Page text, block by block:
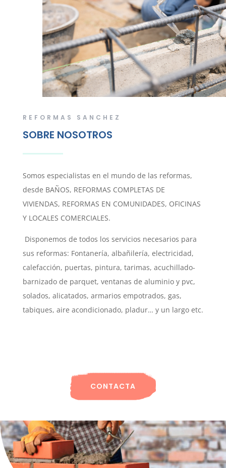
REFORMAS SANCHEZ
SOBRE NOSOTROS
Somos especialistas en el mundo de las reformas,
desde BAÑOS, REFORMAS COMPLETAS DE
VIVIENDAS, REFORMAS EN COMUNIDADES, OFICINAS
Y LOCALES COMERCIALES.
Disponemos de todos los servicios necesarios para
sus reformas: Fontanería, albañilería, electricidad,
calefacción, puertas, pintura, tarimas, acuchillado-
barnizado de parquet, ventanas de aluminio y pvc,
solados, alicatados, armarios empotrados, gas,
tabiques, aire acondicionado, pladur… y un largo etc.
CONTACTA